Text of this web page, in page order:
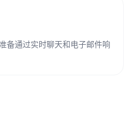
备通过实时聊天和电子邮件响